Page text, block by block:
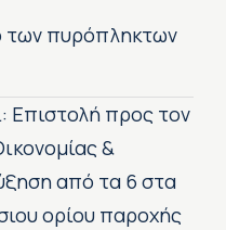
των πυρόπληκτων
Επιστολή προς τον
&
από τα 6 στα
ορίου παροχής